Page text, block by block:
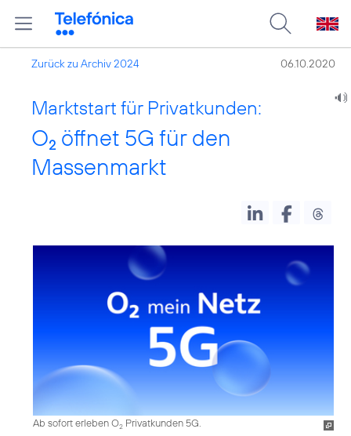
Zurück zu Archiv 2024 06.10.2020
Marktstart für Privatkunden:
O2 öffnet 5G für den
Massenmarkt
Ab sofort erleben O2 Privatkunden 5G.